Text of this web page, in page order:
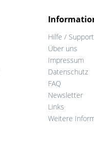
Hilfe / Support
Über uns
Impressum
Datenschutz
FAQ
Newsletter
Links
Weitere